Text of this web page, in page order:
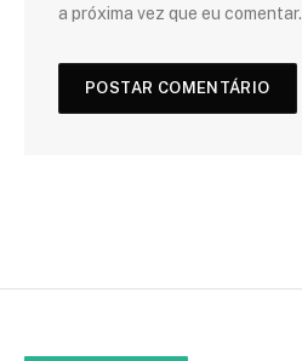
a próxima vez que eu comentar.